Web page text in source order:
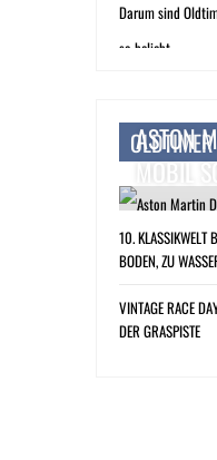
OLDTIMER
ASTON
MOBIL
10. KLASSIKWELT
BODEN, ZU
VINTAGE RACE
DER GRASPISTE